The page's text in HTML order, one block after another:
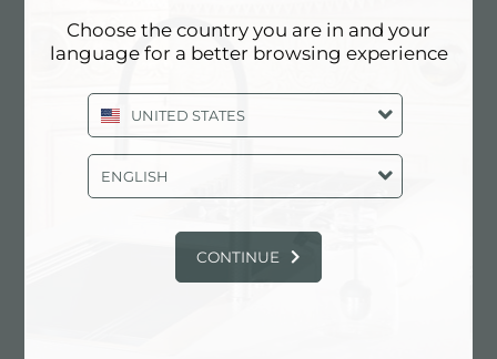
ACTUALITÉS EN CUISINE ET
PRODUITS FOSTER: ÉVIERS DE
Choose the country you are in and your
language for a better browsing experience
UNITED STATES
ENGLISH
CONTINUE